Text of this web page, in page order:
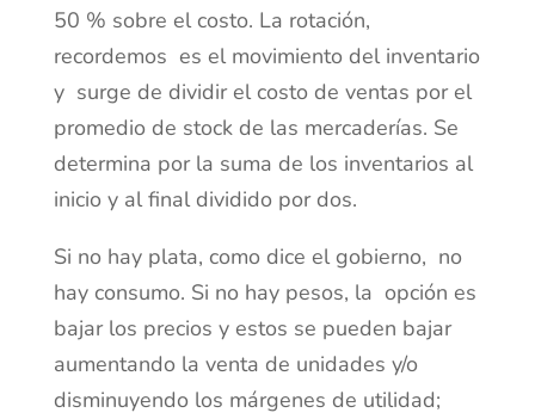
50 % sobre el costo. La rotación,
recordemos es el movimiento del inventario
y surge de dividir el costo de ventas por el
promedio de stock de las mercaderías. Se
determina por la suma de los inventarios al
inicio y al final dividido por dos.
Si no hay plata, como dice el gobierno, no
hay consumo. Si no hay pesos, la opción es
bajar los precios y estos se pueden bajar
aumentando la venta de unidades y/o
disminuyendo los márgenes de utilidad;